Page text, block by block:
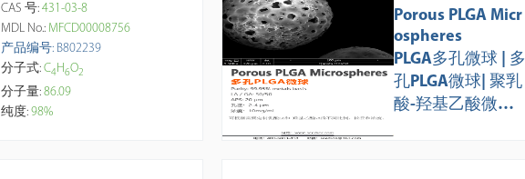
CAS 号: 431-03-8
MDL No.: MFCD00008756
产品编号: B802239
分子式: C4H6O2
分子量: 86.09
纯度: 98%
Porous PLGA Micr
ospheres
PLGA多孔微球 | 多
孔PLGA微球| 聚乳
酸-羟基乙酸微球 |